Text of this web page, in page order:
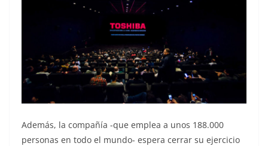
Además, la compañía -que emplea a unos 188.000
personas en todo el mundo- espera cerrar su ejercicio